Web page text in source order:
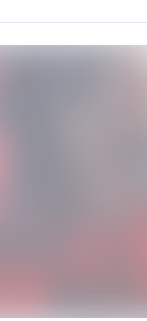
法律や規則に違反